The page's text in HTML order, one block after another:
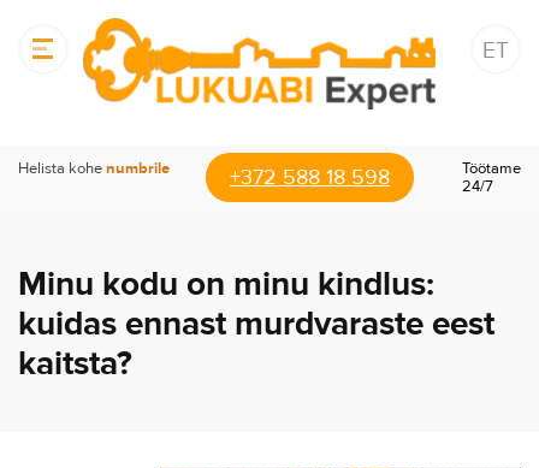
ET
Helista kohenumbrile +372 588 18 598
Töötame
24/7
Minu kodu on minu kindlus:
kuidas ennast murdvaraste eest
kaitsta?